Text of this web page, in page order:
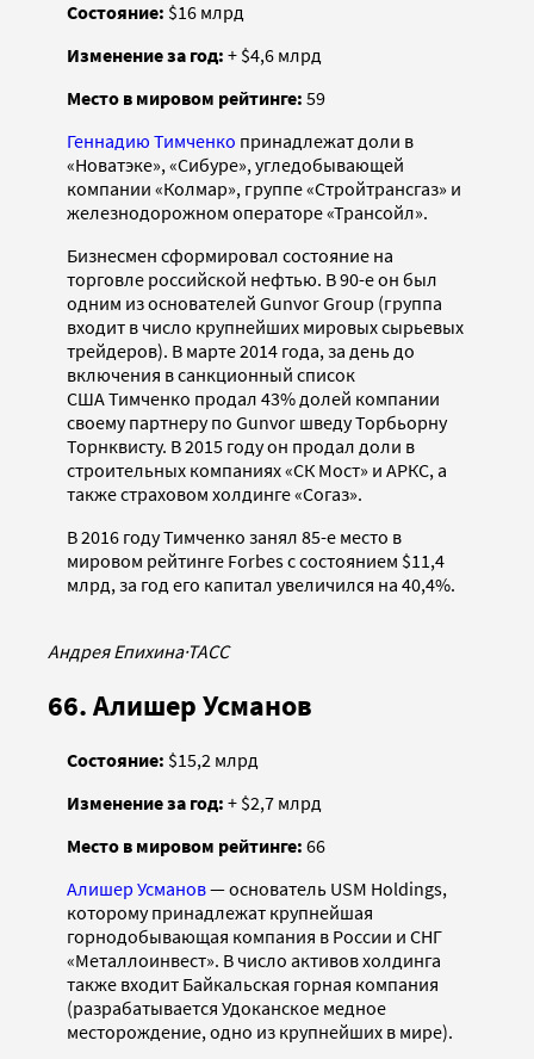
Состояние: $16 млрд
Изменение за год: + $4,6 млрд
Место в мировом рейтинге: 59
Геннадию Тимченко принадлежат доли в
«Новатэке», «Сибуре», угледобывающей
компании «Колмар», группе «Стройтрансгаз» и
железнодорожном операторе «Трансойл».
Бизнесмен сформировал состояние на
торговле российской нефтью. В 90-е он был
одним из основателей Gunvor Group (группа
входит в число крупнейших мировых сырьевых
трейдеров). В марте 2014 года, за день до
включения в санкционный список
США Тимченко продал 43% долей компании
своему партнеру по Gunvor шведу Торбьорну
Торнквисту. В 2015 году он продал доли в
строительных компаниях «СК Мост» и АРКС, а
также страховом холдинге «Согаз».
В 2016 году Тимченко занял 85-е место в
мировом рейтинге Forbes с состоянием $11,4
млрд, за год его капитал увеличился на 40,4%.
Андрея Епихина·ТАСС
66. Алишер Усманов
Состояние: $15,2 млрд
Изменение за год: + $2,7 млрд
Место в мировом рейтинге: 66
Алишер Усманов— основатель USM Holdings,
которому принадлежат крупнейшая
горнодобывающая компания в России и СНГ
«Металлоинвест». В число активов холдинга
также входит Байкальская горная компания
(разрабатывается Удоканское медное
месторождение, одно из крупнейших в мире).